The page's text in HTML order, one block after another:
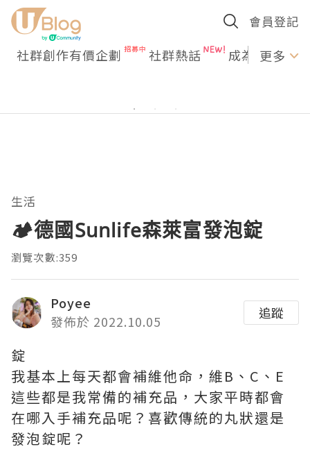
會員登記
社群創作有價企劃 社群熱話 成為U更多
生活
🏕️德國Sunlife森萊富發泡錠
瀏覽次數:359
Poyee
發佈於 2022.10.05
追蹤
錠
我基本上每天都會補維他命，維B、C、E
這些都是我常備的補充品，大家平時都會
在哪入手補充品呢？喜歡傳統的丸狀還是
發泡錠呢？